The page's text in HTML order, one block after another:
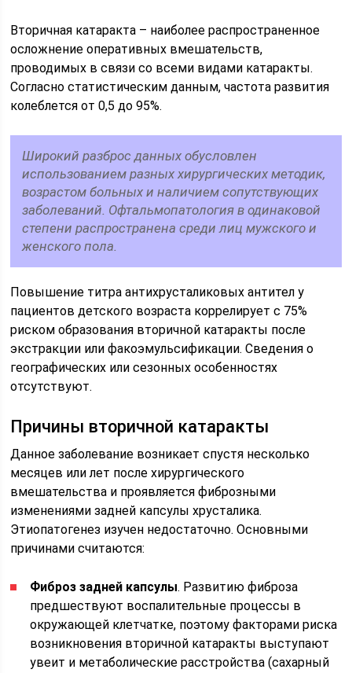
Вторичная катаракта – наиболее распространенное
осложнение оперативных вмешательств,
проводимых в связи со всеми видами катаракты.
Согласно статистическим данным, частота развития
колеблется от 0,5 до 95%.
Широкий разброс данных обусловлен
использованием разных хирургических методик,
возрастом больных и наличием сопутствующих
заболеваний. Офтальмопатология в одинаковой
степени распространена среди лиц мужского и
женского пола.
Повышение титра антихрусталиковых антител у
пациентов детского возраста коррелирует с 75%
риском образования вторичной катаракты после
экстракции или факоэмульсификации. Сведения о
географических или сезонных особенностях
отсутствуют.
Причины вторичной катаракты
Данное заболевание возникает спустя несколько
месяцев или лет после хирургического
вмешательства и проявляется фиброзными
изменениями задней капсулы хрусталика.
Этиопатогенез изучен недостаточно. Основными
причинами считаются:
Фиброз задней капсулы. Развитию фиброза
предшествуют воспалительные процессы в
окружающей клетчатке, поэтому факторами риска
возникновения вторичной катаракты выступают
увеит и метаболические расстройства (сахарный